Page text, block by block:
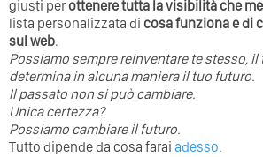
giusti perottenere tutta la visibilità che
lista personalizzata di cosa funziona e di
sul web.
Possiamo sempre reinventare te stesso,
determina in alcuna maniera il tuo futuro. ⁣
⁣Il passato non si può cambiare.
Unica certezza?
Possiamo cambiare il futuro.
Tutto dipende da cosa farai adesso.